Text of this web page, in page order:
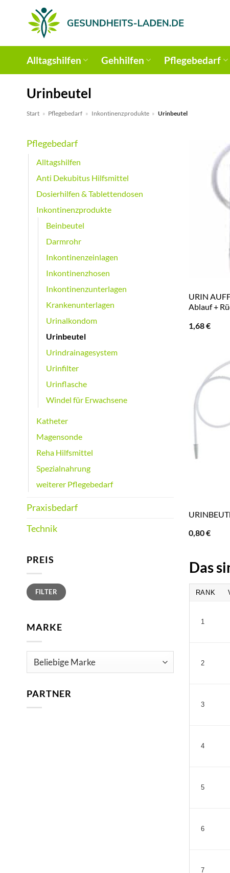
Alltagshilfen Gehhilfen Pflegebedarf
Urinbeutel
Start » Pflegebedarf » Inkontinenzprodukte » Urinbeutel
Pflegebedarf
Alltagshilfen
Anti Dekubitus Hilfsmittel
Dosierhilfen & Tablettendosen
Inkontinenzprodukte
Beinbeutel
Darmrohr
Inkontinenzeinlagen
Inkontinenzhosen
Inkontinenzunterlagen
Krankenunterlagen
Urinalkondom
Urinbeutel
Urindrainagesystem
Urinfilter
Urinflasche
Windel für Erwachsene
Katheter
Magensonde
Reha Hilfsmittel
Spezialnahrung
weiterer Pflegebedarf
Praxisbedarf
Technik
PREIS
Min.
Preis
Max.
PreisFILTER
MARKE
PARTNER
URIN
Ablauf +
1,68€
0,80€
Das
RANK
1
2
3
4
5
6
7